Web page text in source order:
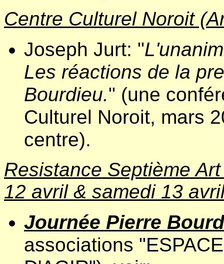
Centre Culturel Noroit
Joseph Jurt: "
Les réactions de la
Bourdieu." (une
Culturel Noroit, mars
centre).
Resistance Septième
12 avril & samedi 13
Journée Pierre
associations